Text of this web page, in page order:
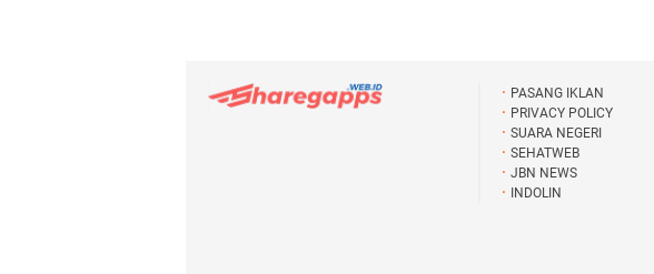
PASANG IKLAN
PRIVACY POLICY
SUARA NEGERI
SEHATWEB
JBN NEWS
INDOLIN